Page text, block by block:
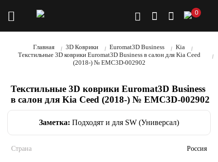
0
Главная 3D Коврики Euromat3D Business
Kia
Текстильные 3D коврики Euromat3D Business в салон для Kia Ceed
(2018-) № EMC3D-002902
Текстильные 3D коврики Euromat3D Business
в салон для Kia Ceed (2018-) № EMC3D-002902
Заметка: Подходят и для SW (Универсал)
Страна Россия